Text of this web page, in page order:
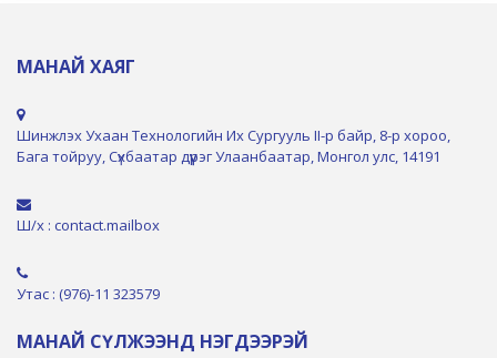
МАНАЙ ХАЯГ
Шинжлэх Ухаан Технологийн Их Сургууль II-р байр, 8-р хороо,
Бага тойруу, Сүхбаатар дүүрэг Улаанбаатар, Монгол улс, 14191
Ш/х : contact.mailbox
Утас : (976)-11 323579
МАНАЙ СҮЛЖЭЭНД НЭГДЭЭРЭЙ